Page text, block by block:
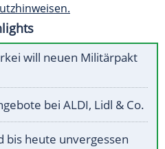
will neuen Militärpakt
bei ALDI, Lidl & Co.
bis heute unvergessen